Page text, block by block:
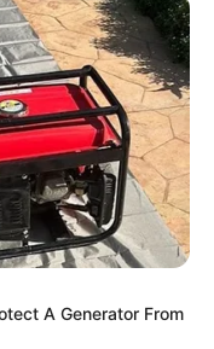
A Generator From